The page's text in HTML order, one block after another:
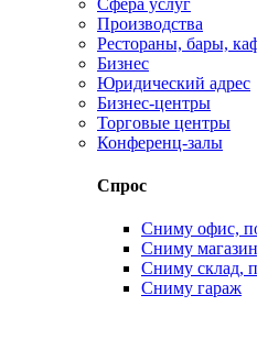
Производства
Рестораны, бары,
Бизнес
Юридический адрес
Бизнес-центры
Торговые центры
Конференц-залы
Спрос
Сниму офис,
Сниму
Сниму склад,
Сниму гараж